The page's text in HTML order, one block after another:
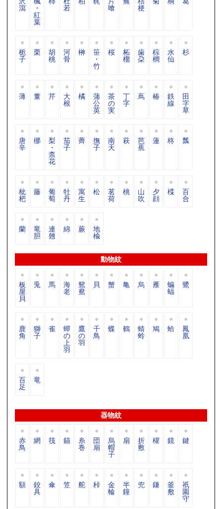
瀉 ・
紅
葉
若 喰 梗
栀
子
栗 胡
桃
河
骨
榊 笹
・
竹
桜 柘
榴
歯
朶
棕
櫚
水
仙
杉
薄 董 芹 大
根
橘 蒲
公
英
茶
の
実
丁
字
蔦 椿 鉄
線
田
字
草
唐
辛
梛 梨
・
柰
花
茄
子
薺 撫
子
南
天
萩 芭
蕉
蓮 柊 瓢
枇
杷
藤 葡
萄
牡
丹
寓
生
松 茗
荷
桃 山
吹
夕
顔
楪 百
合
蘭 竜
胆
連
翹
綿 蕨 地
楡
動物紋
板
屋
貝
兎 馬 海
老
鴛
鴦
貝 蟹 亀 烏 雁 蝙
蝠
鷺
鹿
角
獅
子
雀 蟬
の
上
羽
鷹
の
羽
千
鳥
蝶 鶴 蜻
蛉
鳩 蛤 鳳
凰
百
足
竜
器物紋
赤
鳥
網 筏 錨 糸
巻
団
扇
烏
帽
子
扇 折
敷
櫂 鏡 鍵
額 鉸
具
傘 笠 舵 桛 金
輪
半
鐘
兜 鎌 釜
敷
祇
園
守